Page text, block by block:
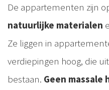
De appartementen zijn
natuurlijke materialen
Ze liggen in
verdiepingen hoog, die
bestaan. Geen massale